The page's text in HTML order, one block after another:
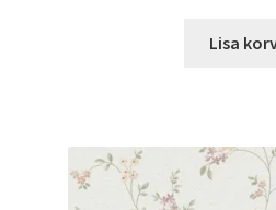
Lisa